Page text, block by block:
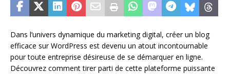
Dans l’univers dynamique du marketing digital, créer un blog
efficace sur WordPress est devenu un atout incontournable
pour toute entreprise désireuse de se démarquer en ligne.
Découvrez comment tirer parti de cette plateforme puissante